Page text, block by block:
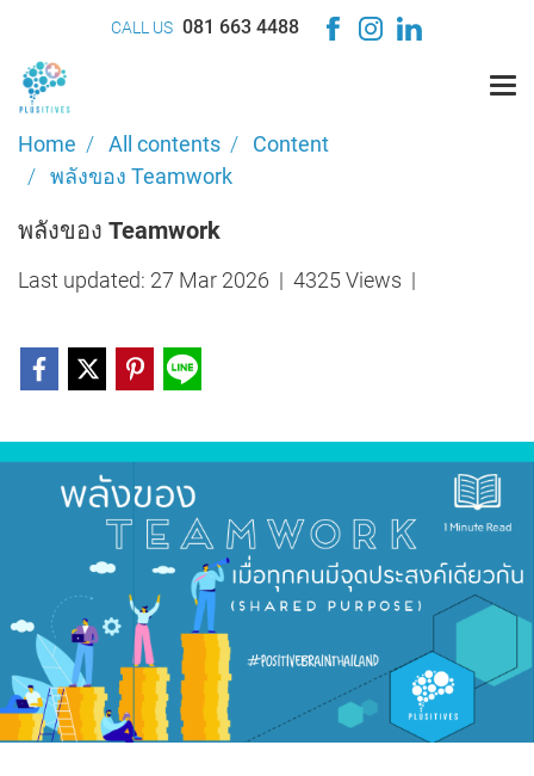
CALL US 081 663 4488
Home All contents
Content
พลังของ Teamwork
พลังของ Teamwork
Last updated: 27 Mar 2026 | 4325 Views |